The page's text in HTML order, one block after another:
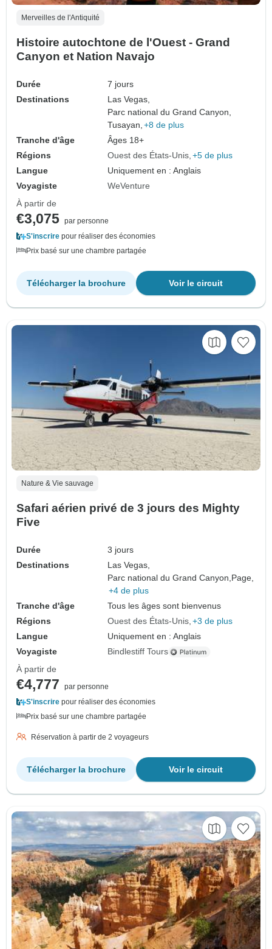
Merveilles de l'Antiquité
Histoire autochtone de l'Ouest - Grand
Canyon et Nation Navajo
Durée
7 jours
Destinations
Las Vegas,
Parc national du Grand Canyon,
Tusayan, +8 de plus
Tranche d'âge
Âges 18+
Régions
Ouest des États-Unis +5 de plus
Langue
Uniquement en : Anglais
Voyagiste
WeVenture
À partir de
€3,075 par personne
S'inscrire pour réaliser des économies
Prix basé sur une chambre partagée
Voir le circuit
Télécharger la brochure
Nature & Vie sauvage
Safari aérien privé de 3 jours des Mighty
Five
Durée
3 jours
Destinations
Las Vegas,
Parc national du Grand Canyon,Page,
+4 de plus
Tranche d'âge
Tous les âges sont bienvenus
Régions
Ouest des États-Unis +3 de plus
Langue
Uniquement en : Anglais
Voyagiste
Bindlestiff Tours
À partir de
€4,777
par personne
S'inscrire pour réaliser des économies
Prix basé sur une chambre partagée
Réservation à partir de 2 voyageurs
Voir le circuit
Télécharger la brochure